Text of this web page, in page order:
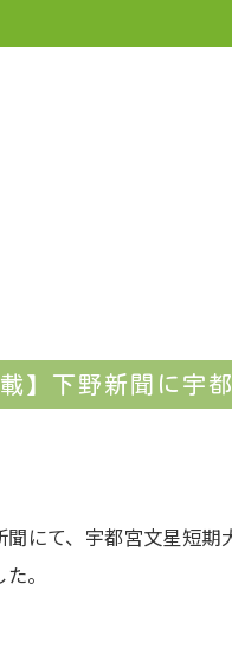
載】下野新聞に宇
にて、宇都宮文星短
。